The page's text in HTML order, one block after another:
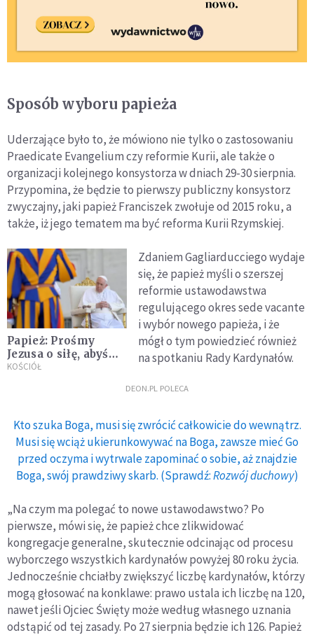
Sposób wyboru papieża
Uderzające było to, że mówiono nie tylko o zastosowaniu
Praedicate Evangelium czy reformie Kurii, ale także o
organizacji kolejnego konsystorza w dniach 29-30 sierpnia.
Przypomina, że będzie to pierwszy publiczny konsystorz
zwyczajny, jaki papież Franciszek zwołuje od 2015 roku, a
także, iż jego tematem ma być reforma Kurii Rzymskiej.
Papież: Prośmy
Jezusa o siłę, abyśmy
nie byli mściwi i
KOŚCIÓŁ
Zdaniem Gagliarducciego wydaje
się, że papież myśli o szerszej
reformie ustawodawstwa
regulującego okres sede vacante
i wybór nowego papieża, i że
mógł o tym powiedzieć również
na spotkaniu Rady Kardynałów.
DEON.PL POLECA
Kto szuka Boga, musi się zwrócić całkowicie do wewnątrz.
Musi się wciąż ukierunkowywać na Boga, zawsze mieć Go
przed oczyma i wytrwale zapominać o sobie, aż znajdzie
Boga, swój prawdziwy skarb. (Sprawdź:Rozwój duchowy)
„Na czym ma polegać to nowe ustawodawstwo? Po
pierwsze, mówi się, że papież chce zlikwidować
kongregacje generalne, skutecznie odcinając od procesu
wyborczego wszystkich kardynałów powyżej 80 roku życia.
Jednocześnie chciałby zwiększyć liczbę kardynałów, którzy
mogą głosować na konklawe: prawo ustala ich liczbę na 120,
nawet jeśli Ojciec Święty może według własnego uznania
odstąpić od tej zasady. Po 27 sierpnia będzie ich 126. Papież